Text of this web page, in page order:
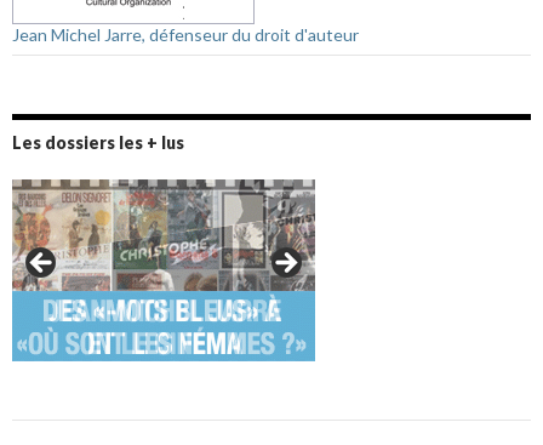
Jean Michel Jarre, défenseur du droit d'auteur
Les dossiers les + lus